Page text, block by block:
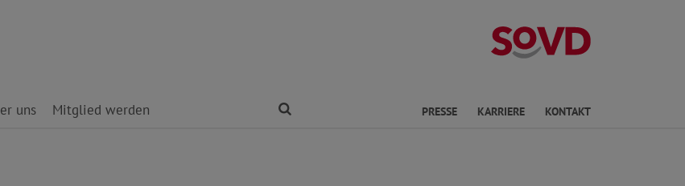
Landesverband
uns Mitglied werden PRESSE KARRIERE KONTAKT